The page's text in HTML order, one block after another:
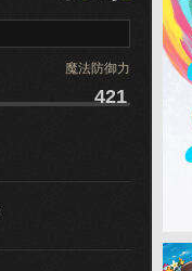
魔法防御力
421